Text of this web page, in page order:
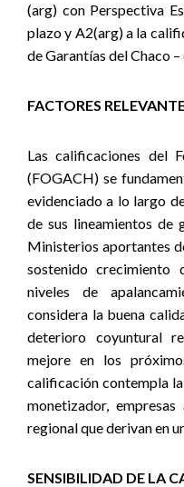
(arg) con Perspectiva
plazo y A2(arg) a la
de Garantías del Chaco
FACTORES
Las calificaciones del
(FOGACH) se
evidenciado a lo largo
de sus lineamientos de
Ministerios aportantes
sostenido crecimiento
niveles de
considera la buena
deterioro coyuntural
mejore en los
calificación contempla
monetizador,
regional que derivan en
SENSIBILIDAD DE LA